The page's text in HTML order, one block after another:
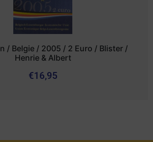
/ Belgie / 2005 / 2 Euro / Blister /
Henrie & Albert
€16,95